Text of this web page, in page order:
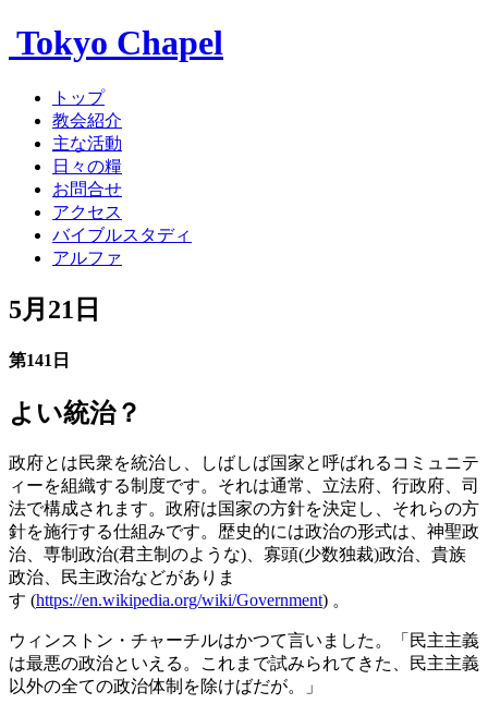
Tokyo Chapel
トップ
教会紹介
主な活動
日々の糧
お問合せ
アクセス
バイブルスタディ
アルファ
5月21日
第141日
よい統治？
政府とは民衆を統治し、しばしば国家と呼ばれるコミュニテ
ィーを組織する制度です。それは通常、立法府、行政府、司
法で構成されます。政府は国家の方針を決定し、それらの方
針を施行する仕組みです。歴史的には政治の形式は、神聖政
治、専制政治(君主制のような)、寡頭(少数独裁)政治、貴族
政治、民主政治などがありま
す (https://en.wikipedia.org/wiki/Government) 。
ウィンストン・チャーチルはかつて言いました。「民主主義
は最悪の政治といえる。これまで試みられてきた、民主主義
以外の全ての政治体制を除けばだが。」